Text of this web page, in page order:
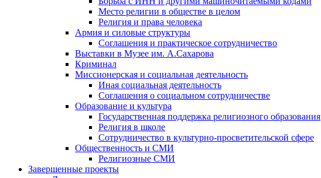
Место религии в обществе в целом
Религия и права человека
Армия и силовые структуры
Соглашения и практическое сотрудничество
Выставки в Музее им. А.Сахарова
Криминал
Миссионерская и социальная деятельность
Иная социальная деятельность
Соглашения о социальном сотрудничестве
Образование и культура
Государственная поддержка религиозного образования
Религия в школе
Сотрудничество в культурно-просветительской сфере
Общественность и СМИ
Религиозные СМИ
Завершенные проекты